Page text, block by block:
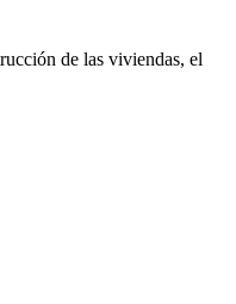
de las viviendas, el